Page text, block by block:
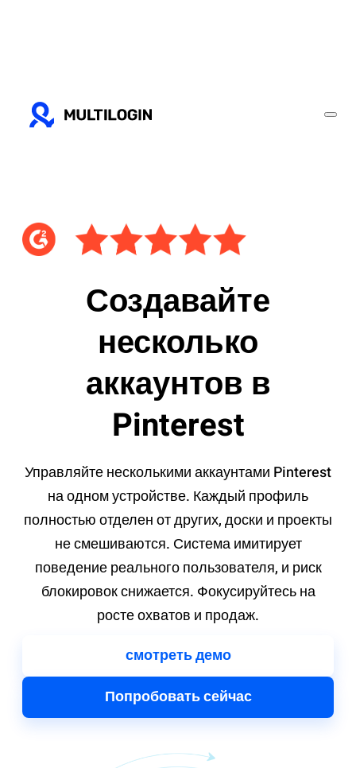
Создавайте
несколько
аккаунтов в
Pinterest
Управляйте несколькими аккаунтами Pinterest
на одном устройстве. Каждый профиль
полностью отделен от других, доски и проекты
не смешиваются. Система имитирует
поведение реального пользователя, и риск
блокировок снижается. Фокусируйтесь на
росте охватов и продаж.
смотреть демо
Попробовать сейчас